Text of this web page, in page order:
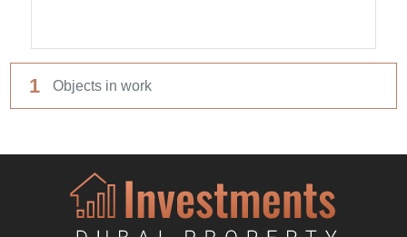
1 Objects in work